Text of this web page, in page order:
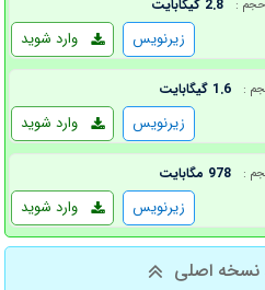
حجم : 2.8 گیگابایت
وارد شوید زیرنویس
: 1.6 گیگابایت
وارد شوید زیرنویس
: 978 مگابایت
وارد شوید زیرنویس
نسخه اصلی